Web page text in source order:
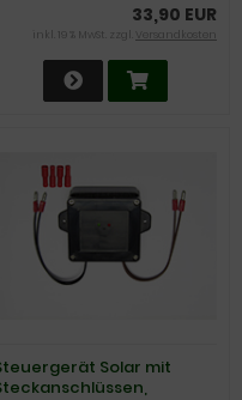
33,90 EUR
inkl. 19 % MwSt. zzgl. Versandkosten
Solar mit